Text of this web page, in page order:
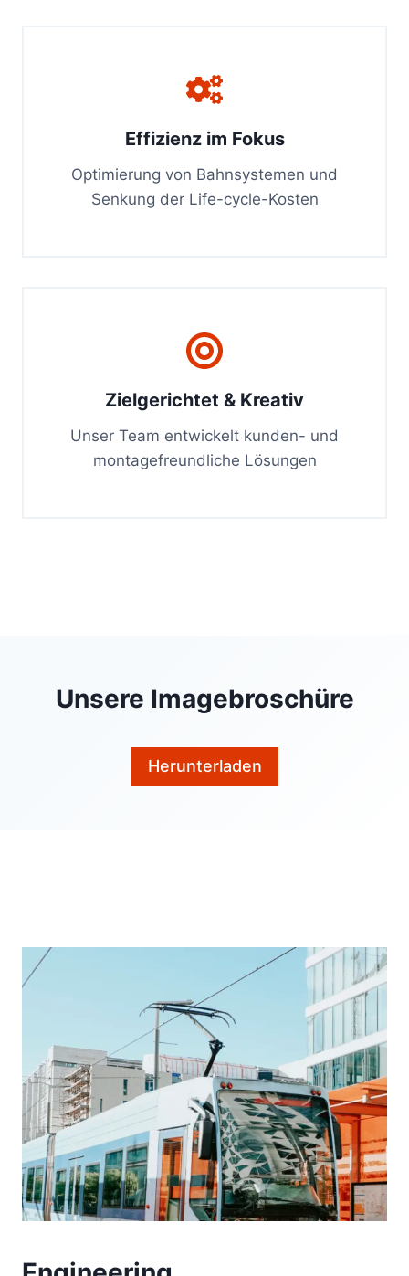
Effizienz im Fokus
Optimierung von Bahnsystemen und
Senkung der Life-cycle-Kosten
Zielgerichtet & Kreativ
Unser Team entwickelt kunden- und
montagefreundliche Lösungen
Unsere Imagebroschüre
Herunterladen